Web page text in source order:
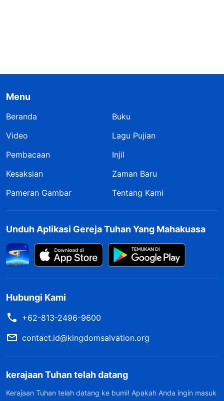
Menu
Beranda
Buku
Video
Lagu Pujian
Pembacaan
Injil
Kesaksian
Zaman Baru
Pameran Gambar
Tentang Kami
Unduh Aplikasi Gereja Tuhan Yang Mahakuasa
Hubungi Kami
+62-813-2496-9600
contact.id@kingdomsalvation.org
kerajaan Tuhan telah datang
Kerajaan Tuhan telah datang ke bumi! Apakah Anda ingin masuk